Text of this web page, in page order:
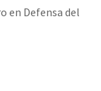
en Defensa del